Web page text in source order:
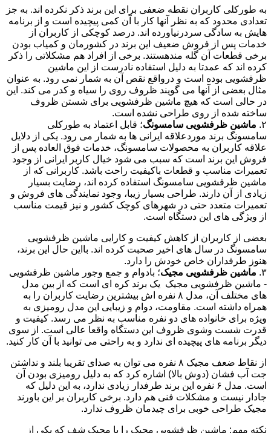
به طورکلی کاربران نقطه ضعفی برای این برند ذکر نکرده اند. به جز
تعدادی محدود که به نظر آنها کار با آن کمی پیچیده است و از برنامه
هایش به سادگی سردرنیاورده اند. درصد کوچکی از کاربران از
خدمات پس از فروش ضعیف این برند در کشورمان و کمیاب بودن
برخی قطعات آن گله مندهستند. برخی از افراد هم مشکلاتی را ذکر
کرده اند که عمدتا به دلیل استفاده نادرست از این ماشین
ظرفشویی بوده است و درواقع نقص آن به شمار نمی رود. به عنوان
مثال بعضی از آنها می گویند ظروف روی را سیاه و کدر می کند. این
در حالی است که هیچ ماشین ظرفشویی برای شستن ظروف
ساخته شده از روی طراحی نشده است.
۲. ماشین ظرفشویی سامسونگ؛ قابل اعتماد به طورکلی
سامسونگ برند موردعلاقه ایرانی ها به شمار می رود. یکی از دلایل
علاقه کاربران به محصولات سامسونگ، خدمات فوق العاده پس از
فروش این برند است که سبب می شود خیال کاربر ایرانی از وجود
تعمیرات مناسب و قطعات باکیفیت راحت باشد. کاربرانی که از
ماشین ظرفشویی سامسونگ استفاده کرده اند، رضایت بسیار
زیادی از آن دارند. طراحی بسیار زیبا، وجود نمایندگی های فروش و
تعمیرات متعدد حتی در شهرهای کوچک کشور و نیز قیمت مناسب
از ویژگی های این دستگاه است.
بعضی از کاربران از کاهش کیفیت و کارایی ماشین ظرفشویی
سامسونگ در سال های اخیر صحبت کرده اند. بااین حال این برند،
هنوز طرفداران خاص خودش را دارد.
۳. ماشین ظرفشویی مجیک؛ بادوام و جمع وجور ماشین ظرفشویی
- ماشین ظرفشویی مجیک یک برند کره ای است که از بین مدل
های مختلف آن، مدل ۸ نفره اش بیشترین رضایت کاربران را به
همراه داشته است. مقاومت، دوام و زیبایی این مدل رومیزی به
ویژه برای خانواده های دو نفره مناسب به نظر می رسد. کیفیت و
قدرت شست وشوی ظروف این دستگاه واقعا عالی است. از سوی
دیگر برنامه های پیچیده ای ندارد و به راحتی می توانید با آن کار کنید.
از نقاط ضعف مجیک ۸ نفره می توان به صدای تقریبا بلند و نداشتن
جت آب فشان (دوش بالا) اشاره کرد که به دلیل رومیزی بودن آن
است. مدل ۶ نفره این برند طرفدار زیادی ندارد، به این دلیل که
جادار نیست و مشکلات فنی هم دارد. برخی کاربران بر این باورند
مجیک طراحی خوبی برای چیدمان ظروف ندارد.
نکته مهم: ماشین ظرفشویی مجیک را با مجیک شف که یکی از